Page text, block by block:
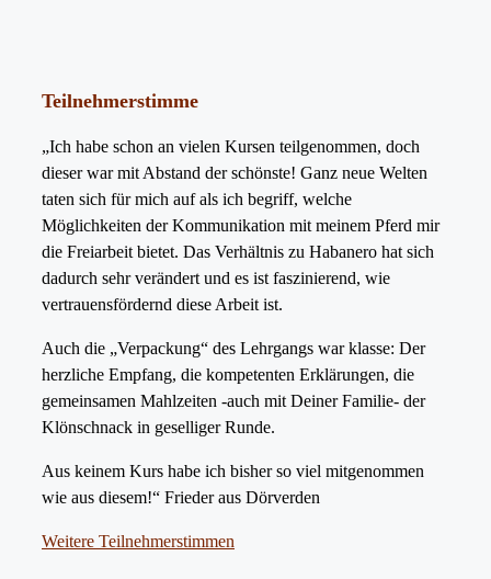
Teilnehmerstimme
„Ich habe schon an vielen Kursen teilgenommen, doch
dieser war mit Abstand der schönste! Ganz neue Welten
taten sich für mich auf als ich begriff, welche
Möglichkeiten der Kommunikation mit meinem Pferd mir
die Freiarbeit bietet. Das Verhältnis zu Habanero hat sich
dadurch sehr verändert und es ist faszinierend, wie
vertrauensfördernd diese Arbeit ist.
Auch die „Verpackung“ des Lehrgangs war klasse: Der
herzliche Empfang, die kompetenten Erklärungen, die
gemeinsamen Mahlzeiten -auch mit Deiner Familie- der
Klönschnack in geselliger Runde.
Aus keinem Kurs habe ich bisher so viel mitgenommen
wie aus diesem!“ Frieder aus Dörverden
Weitere Teilnehmerstimmen